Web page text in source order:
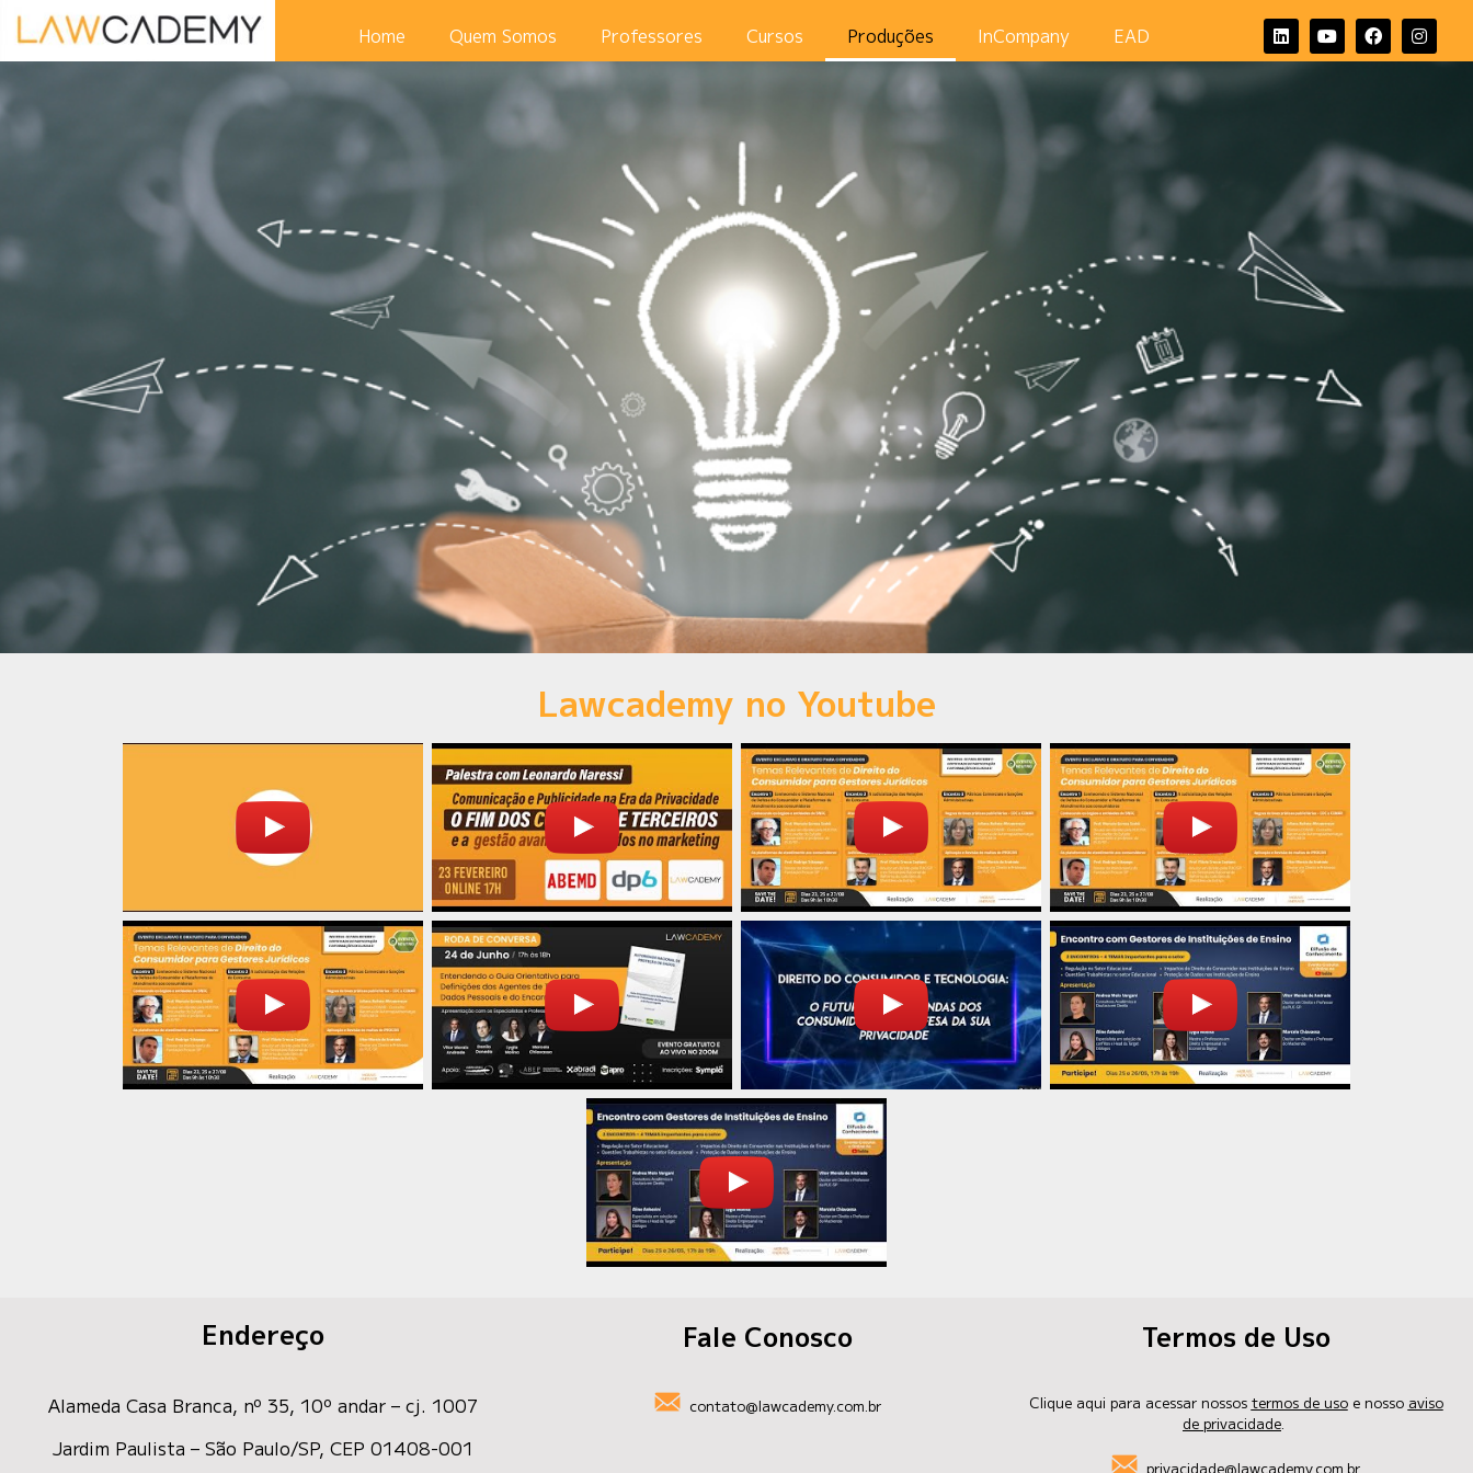
Home Quem Somos Professores Cursos Produções InCompany EAD
Lawcademy no Youtube
Endereço
Alameda Casa Branca, nº 35, 10º andar – cj. 1007
Jardim Paulista – São Paulo/SP, CEP 01408-001
Fale Conosco
contato@lawcademy.com.br
Termos de Uso
Clique aqui para acessar nossos termos de usoe nosso aviso
de privacidade.
privacidade@lawcademy.com.br